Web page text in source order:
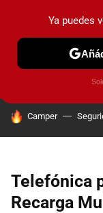
PRUEBAS
HOY SE HABLA DE
Camper
Telefónica
Recarga
Ya puedes